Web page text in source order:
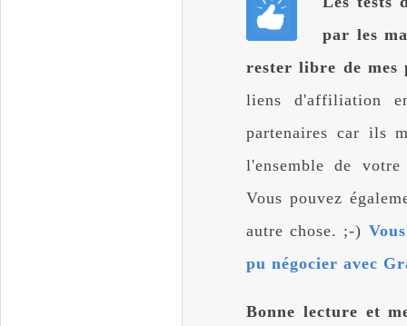
par les
rester libre de mes
liens d'affiliation
partenaires car ils
l'ensemble de
Vous pouvez
autre chose. ;-)
pu négocier avec
Bonne lecture et